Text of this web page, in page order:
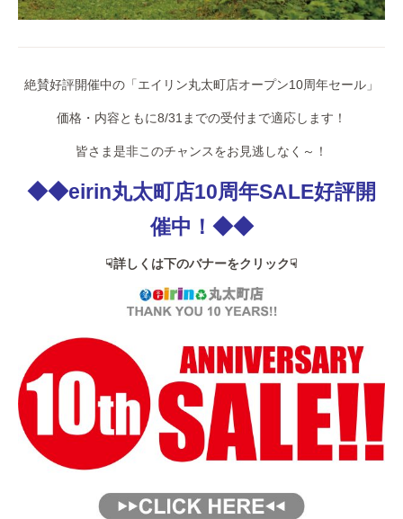
絶賛好評開催中の「エイリン丸太町店オープン10周年セール」
価格・内容ともに8/31までの受付まで適応します！
皆さま是非このチャンスをお見逃しなく～！
◆◆eirin丸太町店10周年SALE好評開
催中！◆◆
☟詳しくは下のバナーをクリック☟